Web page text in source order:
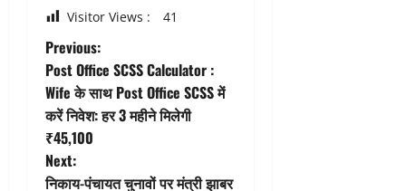
Visitor Views : 41
P
o
s
t
Previous:
Post Office SCSS Calculator :
Wife के साथ Post Office SCSS में
करें निवेश: हर 3 महीने मिलेगी
₹45,100
Next:
निकाय-पंचायत चुनावों पर मंत्री झाबर